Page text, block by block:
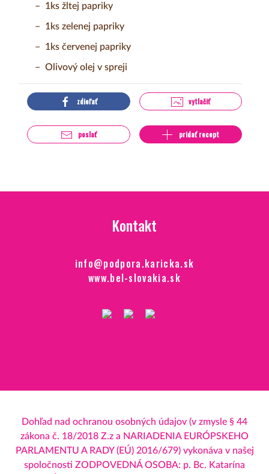
1ks žltej papriky
1ks zelenej papriky
1ks červenej papriky
Olivový olej v spreji
zdieľať vytlačiť
poslať pridať recept
Kontakt
info@podpora.karicka.sk
www.bel-slovakia.sk
Dohľad nad ochranou osobných údajov (v zmysle § 44
zákona č. 18/2018 Z.z a NARIADENIA EURÓPSKEHO
PARLAMENTU A RADY (EÚ) 2016/679) vykonáva v našej
spoločnosti ZODPOVEDNÁ OSOBA: p. Bc. Katarína